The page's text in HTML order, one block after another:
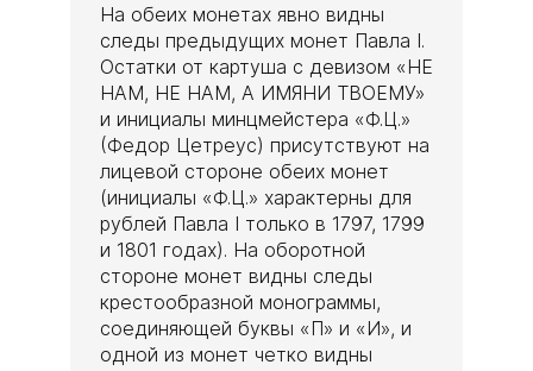
На обеих монетах явно видны
следы предыдущих монет Павла I.
Остатки от картуша с девизом «НЕ
НАМ, НЕ НАМ, А ИМЯНИ ТВОЕМУ»
и инициалы минцмейстера «Ф.Ц.»
(Федор Цетреус) присутствуют на
лицевой стороне обеих монет
(инициалы «Ф.Ц.» характерны для
рублей Павла I только в 1797, 1799
и 1801 годах). На оборотной
стороне монет видны следы
крестообразной монограммы,
соединяющей буквы «П» и «И», и
одной из монет четко видны